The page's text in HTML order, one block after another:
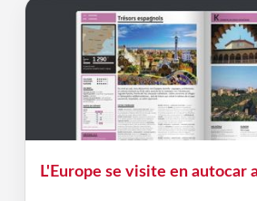
L'Europe se visite en autocar